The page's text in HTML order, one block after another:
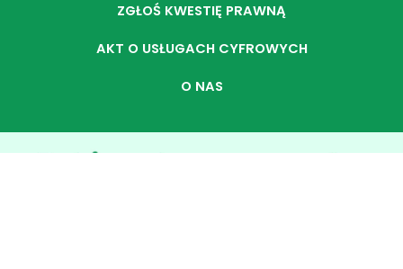
ZGŁOŚ KWESTIĘ PRAWNĄ
AKT O USŁUGACH CYFROWYCH
O NAS